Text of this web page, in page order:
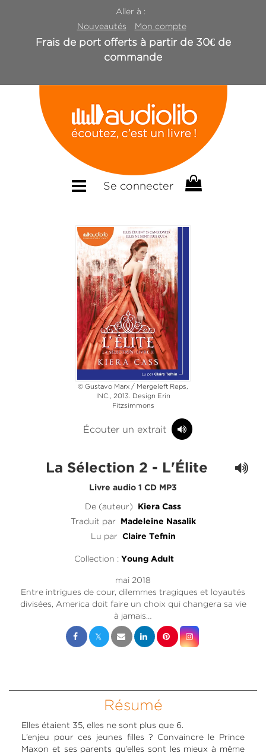
Aller à :
Nouveautés
Mon compte
Frais de port offerts à partir de 30€ de
commande
Se connecter
© Gustavo Marx / Mergeleft Reps,
INC., 2013. Design Erin
Fitzsimmons
Écouter un extrait
La Sélection 2 - L'Élite
Livre audio 1 CD MP3
De (auteur) Kiera Cass
Traduit par Madeleine Nasalik
Lu par Claire Tefnin
Collection : Young Adult
mai 2018
Entre intrigues de cour, dilemmes tragiques et loyautés
divisées, America doit faire un choix qui changera sa vie
à jamais…
Résumé
Elles étaient 35, elles ne sont plus que 6.
L’enjeu pour ces jeunes filles ? Convaincre le Prince
Maxon et ses parents qu’elles sont les mieux à même